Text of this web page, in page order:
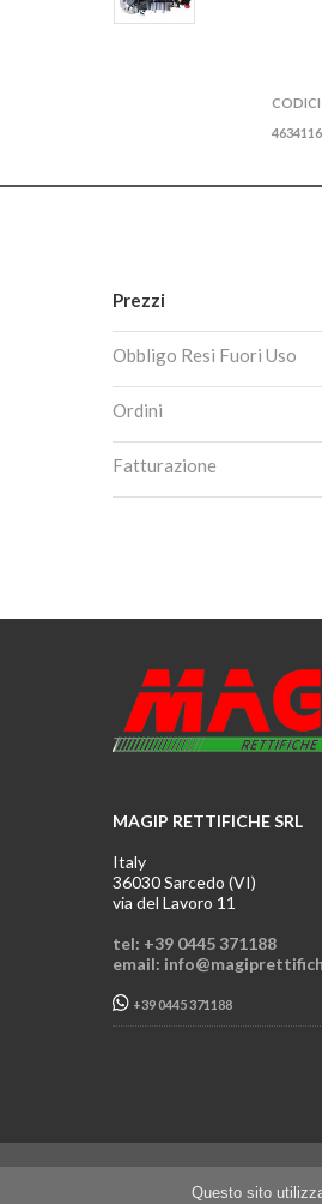
CODICI
Prezzi
Obbligo Resi Fuori Uso
Ordini
Fatturazione
MAGIP RETTIFICHE SRL
Italy
36030 Sarcedo (VI)
via del Lavoro 11
tel: +39 0445 371188
email:
+39 0445 371188
Questo sito